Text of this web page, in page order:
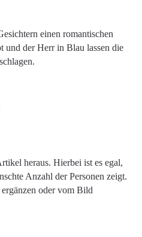
einen romantischen
und der Herr in Blau lassen die
heraus. Hierbei ist es egal,
Anzahl der Personen zeigt.
oder vom Bild